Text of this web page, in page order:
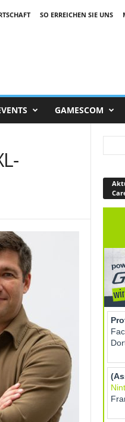
SO ERREICHEN SIE UNS
GAMESCOM